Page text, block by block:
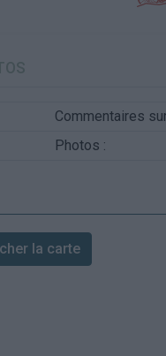
Commentaires
Photos :
la carte